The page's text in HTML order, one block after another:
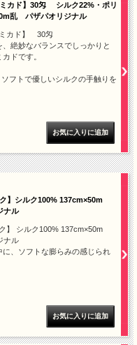
カド】30匁 シルク22%・ポリ
乱 パザパオリジナル
ミカド】 30匁
絶妙なバランスでしっかりと
ドです。
フトで優しいシルクの手触りを
】シルク100% 137cm×50m
ナル
】 シルク100% 137cm×50m
ナル
に、ソフトな膨らみの感じられ